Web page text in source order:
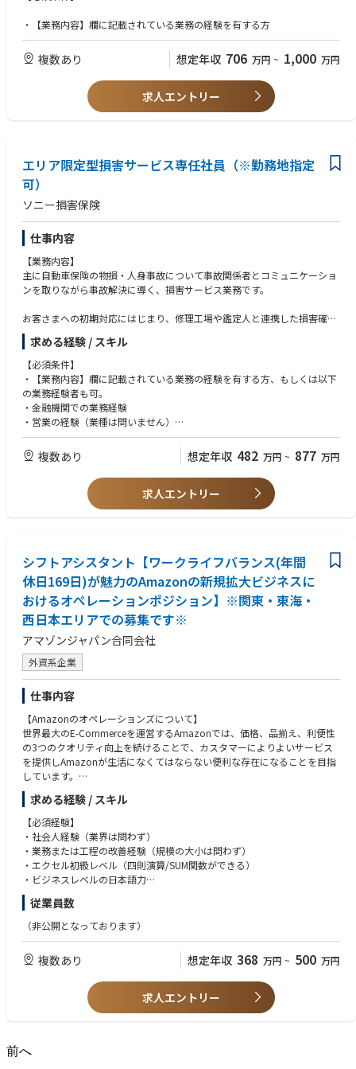
キャリアに応じて難易度の高い事案やエスカレーション対応などの顧客対
応をはじめ、後進育成や保険金支払の決裁・点検など組織運営にも貢献い
ただきます。
アシスタントマネージャーとして活躍されているエリア職の方もいらっし
ゃるためキャリアアップを目指すことができます。
またエリア職から総合職へ転換することにより他部門への異動などキャリ
必要な知識・スキル等を身につけていただき、独力で業務遂行ができるよ
うになった際は、在宅勤務も可能です。なお、在宅勤務に必要なＰＣ・ル
ーター等は会社が用意したものを使用しています。
ニケーションを取りながら、お客さまに安心と納得感を提供するお仕事に
なります。
営業・コールセンター・接客業などで、これまで培った交渉力・対人コミ
ュニケーションのスキルが活きる業務内容です。
【勤務地】
大崎もしくは関西が初任地ですがその後異動の可能性があります。
■教育体制
・入社後、約１週間程度、座学研修を通じて損害サービス業務の基礎知識
やシステムを使用した演習により事故対応のオペレーションを学んでいた
だきます。
・【業務内容】欄に記載されている業務の経験を有する方
複数あり 想定年収 706 万円 ~ 1,000 万円
求人エントリー
エリア限定型損害サービス専任社員（※勤務地指定
可）
ソニー損害保険
仕事内容
【業務内容】
主に自動車保険の物損・人身事故について事故関係者とコミュニケーショ
ンを取りながら事故解決に導く、損害サービス業務です。
お客さまへの初期対応にはじまり、修理工場や鑑定人と連携した損害確
認、保険金の算定、事故のお相手さまとの示談交渉から、保険金のお支払
いに至るまでのプロセスを担当いただきます。
主に電話やチャットなど様々な手段を活用して事故関係者とコミュニケー
ションを取りながら、お客さまに安心と納得感を提供するお仕事になりま
す。
営業・コールセンター・接客業などで、これまで培った交渉力・対人コミ
※事故関係者：ご契約者・お相手さま・保険会社・修理工場・医療機関・
弁護士・鑑定人など
※事情により、転居の伴わない勤務地変更があります
■教育体制
・入社後、約１週間程度、座学研修を通じて損害サービス業務の基礎知識
やシステムを使用した演習により事故対応のオペレーションを学んでいた
だきます。
・各職場へ配属された後は、先輩社員がチューターとなり独り立ちまでマ
ンツーマンでフォローを行います。
・段階的に難易度の高い業務を担当していくことになりますが、社内外の
研修等により知識やスキルを習得する機会を提供しています。損害サービ
ス業務の経験のない方も多く入社されているため安心して働いていただけ
ます。
■キャリアパス
未経験者は、事故対応の担当者として簡易な事案からスタートし、段階的
に経験を積んでいただき担当業務の幅を広げていきます。
キャリアに応じて難易度の高い事案やエスカレーション対応などの顧客対
応をはじめ、後進育成や保険金支払の決裁・点検など組織運営にも貢献い
ただきます。
アシスタントマネージャーとして活躍されているエリア職の方もいらっし
ゃるためキャリアアップを目指すことができます。
またエリア職から総合職へ転換することにより他部門への異動などキャリ
アの幅が広がる機会も提供しています。
■在宅勤務
新型コロナウィルスの感染防止対策として在宅勤務を導入し、職場の出社
うになった際は、在宅勤務も可能です。なお、在宅勤務に必要なＰＣ・ル
ーター等は会社が用意したものを使用しています。
求める経験 / スキル
【必須条件】
・【業務内容】欄に記載されている業務の経験を有する方、もしくは以下
の業務経験者も可。
・金融機関での業務経験
・営業の経験（業種は問いません）
・コールセンター業務経験
・接客業務経験
複数あり 想定年収 482 万円 ~ 877 万円
求人エントリー
シフトアシスタント【ワークライフバランス(年間
休日169日)が魅力のAmazonの新規拡大ビジネスに
おけるオペレーションポジション】※関東・東海・
西日本エリアでの募集です※
アマゾンジャパン合同会社
外資系企業
仕事内容
【Amazonのオペレーションズについて】
世界最大のE-Commerceを運営するAmazonでは、価格、品揃え、利便性
の3つのクオリティ向上を続けることで、カスタマーによりよいサービス
を提供しAmazonが生活になくてはならない便利な存在になることを目指
しています。
上記ミッション達成のため、Amazonの日本オフィスでは、取り扱う商品
全てのSCMやカスタマーサティスファクションを担う「オペレーションズ
」とE-Commerceビジネスの事業を推進を行う「コーポレート」という二
つの大きな組織に分かれています。
他企業では、一般的にオペレーションを扱う組織を子会社やグループ会社
とするケースも多くあります。しかし、Amazonはユーザーの利便性を最
大化することに非常に強いこだわりを持っており、『Amazonは世界で一
成するために、「オペレーションズ」と「コーポレート」は対等な組織と
して位置づけられています。
現在では、AmazonJapan社で取り扱われる商品は年間30億個以上となっ
ており、事業規模としても1兆円を優に越える規模に成長していますが、
世界でも類を見ない超巨大な流通ビジネスを支えていただける優秀な方を
【Amazon Logistics (AMZL)について】
的なビジネスモデルを立ち上げており、具体的には『ラストマイル』と呼
求める経験 / スキル
【必須経験】
・社会人経験（業界は問わず）
・業務または工程の改善経験（規模の大小は問わず）
・エクセル初級レベル（四則演算/SUM関数ができる）
・ビジネスレベルの日本語力
【歓迎要件】
・ピープルマネジメント経験（アルバイトでも可）
・エクセル中級レベル以上（VLOOKUP、ピボット、マクロ等）
・チームワークを重視し、チームプレーのための気配りができる方
・向上心があり、今よりも成長したいという熱意がある方
・臨機応変に行動し、理論的に物事の判断ができる方
・インクルーシブなカルチャーへの貢献や多様性に富んだグループで働く
【ご応募の際のお願い】
従業員数
（非公開となっております）
複数あり 想定年収 368 万円 ~ 500 万円
求人エントリー
前へ